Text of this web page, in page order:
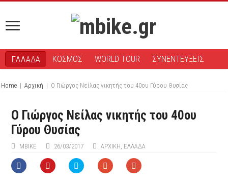
ΕΛΛΑΔΑ ΚΟΣΜΟΣ WORLD TOUR ΣΥΝΕΝΤΕΥΞΕΙΣ
Home | Αρχική | O Γιώργος Νείλας νικητής του 40ου Γύρου Θυσίας
O Γιώργος Νείλας νικητής του 40ου
Γύρου Θυσίας
ΜΒIKE 26/03/2017 ΑΡΧΙΚΉ, ΕΛΛΑΔΑ